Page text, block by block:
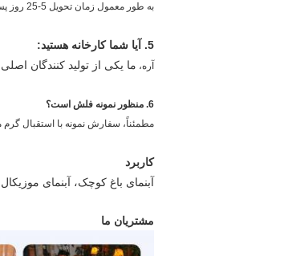
به طور معمول زمان تحویل 5-25 روز پس از دریافت پیش پرداخت است.
5. آیا شما کارخانه هستید:
آره، ما یکی از تولید کنندگان اصلی
6. منظور نمونه فلش است؟
مطمئناً، سفارش نمونه با استقبال گرم
کاربرد
آبنمای باغ کوچک، آبنمای
مشتریان ما